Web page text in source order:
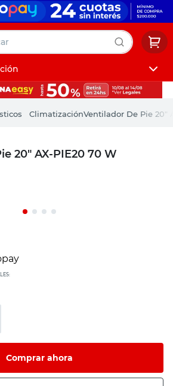
ClimatizaciónVentilador De Pie 20"
20" AX-PIE20 70 W
Comprar ahora